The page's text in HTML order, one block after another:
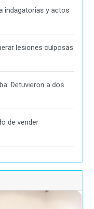
indagatorias y actos
lesiones culposas
Detuvieron a dos
de vender